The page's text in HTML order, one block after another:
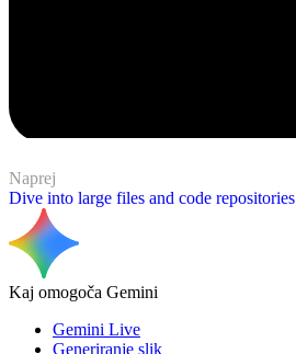
Naprej
Dive into large files and code repositories
Kaj omogoča Gemini
Gemini Live
Generiranje slik